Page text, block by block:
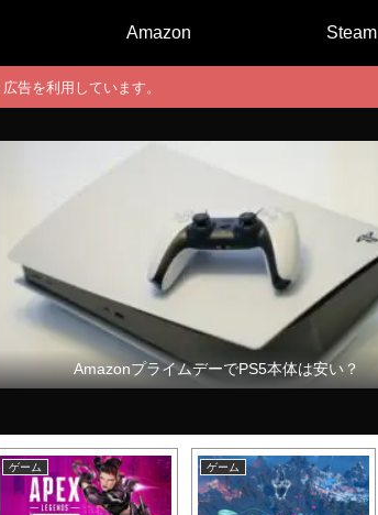
Amazon Steam
告を利用しています。
AmazonプライムデーでPS5本体は安い？
ゲーム ゲーム